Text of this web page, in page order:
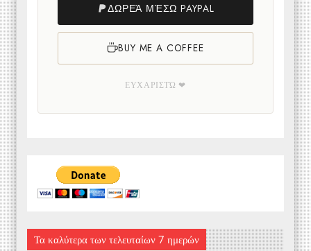
ΔΩΡΕΆ ΜΈΣΩ PAYPAL
BUY ME A COFFEE
ΕΥΧΑΡΙΣΤΏ ❤
Τα καλύτερα των τελευταίων 7 ημερών